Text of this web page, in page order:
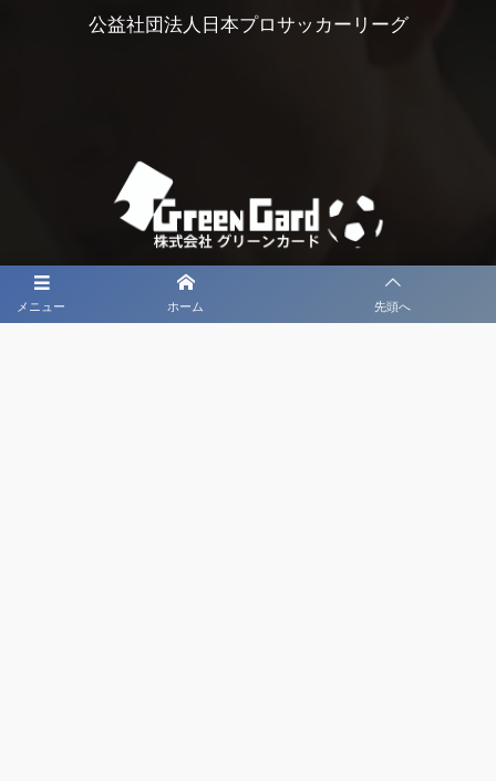
メニュー ホーム 先頭へ
公益社団法人日本プロサッカーリーグ
大会メディア協力社として